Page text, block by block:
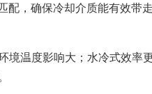
配，确保冷却介质能有效带
境温度影响大；水冷式效率